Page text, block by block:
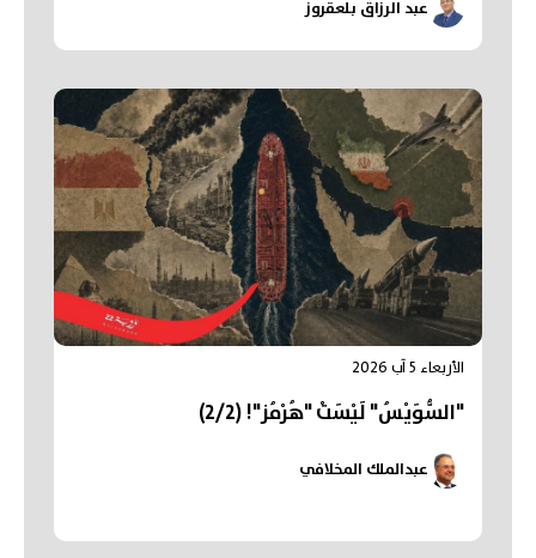
عبد الرزاق بلعقروز
الأربعاء 5 آب 2026
"السُّوَيْسُ" لَيْسَتْ "هُرْمُز"! (2/2)
عبدالملك المخلافي